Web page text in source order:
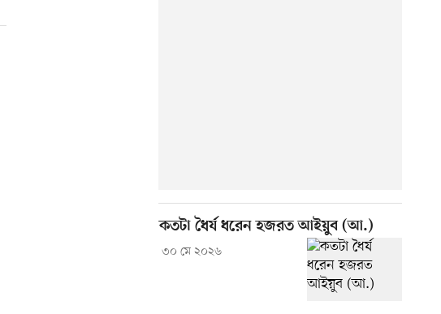
কতটা ধৈর্য ধরেন হজরত আইয়ুব (আ.)
৩০ মে ২০২৬